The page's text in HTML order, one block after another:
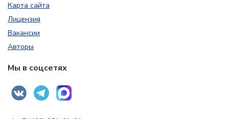
Карта сайта
Лицензия
Вакансии
Авторы
Мы в соцсетях